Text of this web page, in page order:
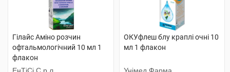
Гілайс Аміно розчин
офтальмологічний 10 мл 1
флакон
ОКУфлеш блу краплі очні 10
мл 1 флакон